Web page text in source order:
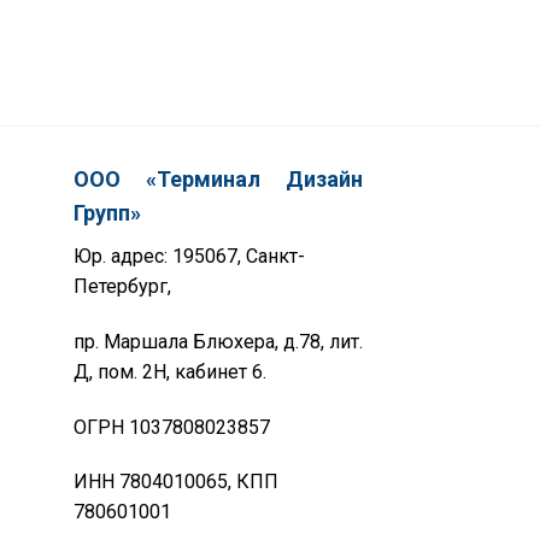
ООО «Терминал Дизайн
Групп»
Юр. адрес: 195067, Санкт-
Петербург,
пр. Маршала Блюхера, д.78, лит.
Д, пом. 2Н, кабинет 6.
ОГРН 1037808023857
ИНН 7804010065, КПП
780601001